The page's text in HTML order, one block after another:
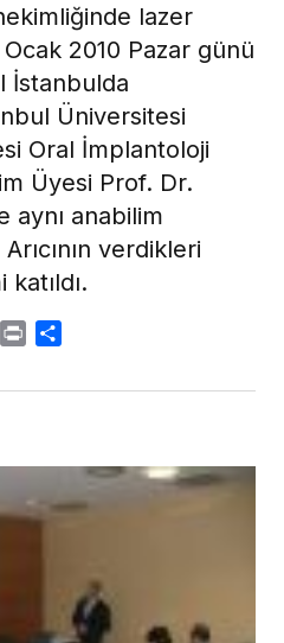
lazer
Ocak 2010 Pazar günü
Üniversitesi
Oral İmplantoloji
Üyesi Prof. Dr.
aynı anabilim
verdikleri
Email Print